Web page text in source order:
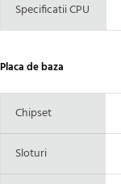
Specificatii CPU
Placa de baza
Chipset
Sloturi